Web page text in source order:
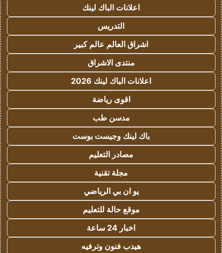
اعلانات الباك لينك
التدريس
اشراق العالم عالم كبير
منتدى الاشراق
اعلانات الباك لينك 2026
اقوى رياضة
مدسن طب
باك لينك وجيست بوست
مصادر التعليم
مجلة تقنية
يو ان بي الرياضي
موقع حالة للتعليم
اخبار 24 ساعة
هيدب فنون وترفيه